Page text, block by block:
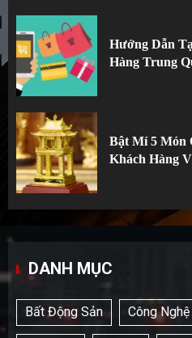
Hướng Dẫn
Hàng Trung
Bật Mí 5 Món
Khách Hàng
DANH MỤC
Bất Động Sản Công Nghệ